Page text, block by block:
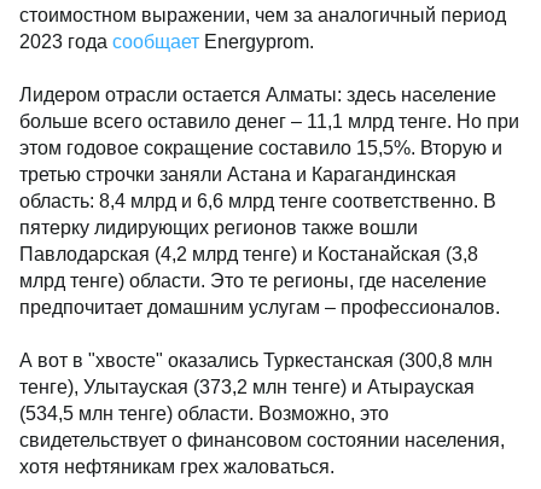
стоимостном выражении, чем за аналогичный период
2023 года сообщает Energyprom.
Лидером отрасли остается Алматы: здесь население
больше всего оставило денег – 11,1 млрд тенге. Но при
этом годовое сокращение составило 15,5%. Вторую и
третью строчки заняли Астана и Карагандинская
область: 8,4 млрд и 6,6 млрд тенге соответственно. В
пятерку лидирующих регионов также вошли
Павлодарская (4,2 млрд тенге) и Костанайская (3,8
млрд тенге) области. Это те регионы, где население
предпочитает домашним услугам – профессионалов.
А вот в "хвосте" оказались Туркестанская (300,8 млн
тенге), Улытауская (373,2 млн тенге) и Атырауская
(534,5 млн тенге) области. Возможно, это
свидетельствует о финансовом состоянии населения,
хотя нефтяникам грех жаловаться.